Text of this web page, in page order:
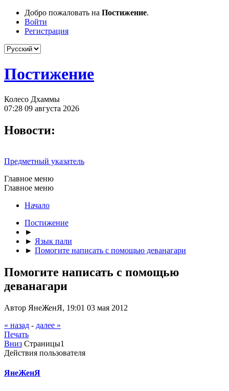
Добро пожаловать на Постижение.
Войти
Регистрация
Постижение
Колесо Дхаммы
07:28 09 августа 2026
Новости:
Предметный указатель
Главное меню
Главное меню
Начало
Постижение
►
► Язык пали
► Помогите написать с помощью деванагари
Помогите написать с помощью
деванагари
Автор ЯнеЖенЯ, 19:01 03 мая 2012
« назад - далее »
Печать
Вниз Страницы1
Действия пользователя
ЯнеЖенЯ